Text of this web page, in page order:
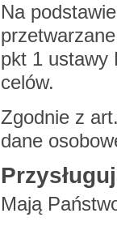
Na
pkt 1 ustawy
celów.
Zgodnie z
dane
Mają